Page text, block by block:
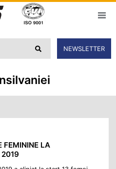
NEWSLETTER
FEMININE LA
2019